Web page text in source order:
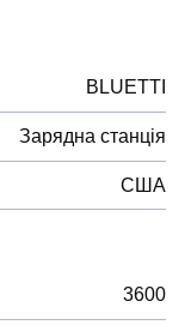
BLUETTI
Зарядна станція
США
3600